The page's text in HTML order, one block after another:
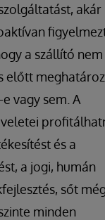
akár
a szállító
előtt
vagy sem. A
és a
a jogi, humán
sőt
minden